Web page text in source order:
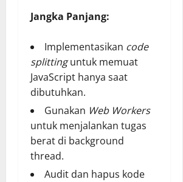
Jangka Panjang:
Implementasikan code
splittinguntuk memuat
JavaScript hanya saat
dibutuhkan.
Gunakan Web Workers
untuk menjalankan tugas
berat di background
thread.
Audit dan hapus kode